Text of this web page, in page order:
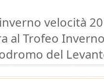
velocità
al Trofeo
del